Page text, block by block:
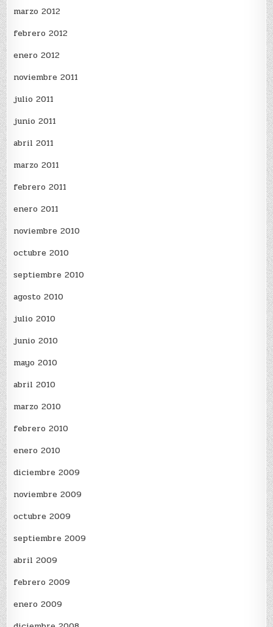
marzo 2012
febrero 2012
enero 2012
noviembre 2011
julio 2011
junio 2011
abril 2011
marzo 2011
febrero 2011
enero 2011
noviembre 2010
octubre 2010
septiembre 2010
agosto 2010
julio 2010
junio 2010
mayo 2010
abril 2010
marzo 2010
febrero 2010
enero 2010
diciembre 2009
noviembre 2009
octubre 2009
septiembre 2009
abril 2009
febrero 2009
enero 2009